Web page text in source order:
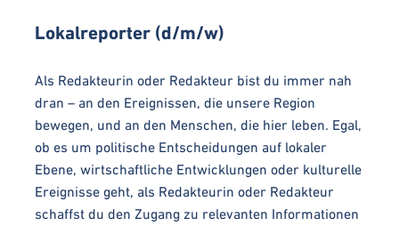
Lokalreporter (d/m/w)
Als Redakteurin oder Redakteur bist du immer nah
dran – an den Ereignissen, die unsere Region
bewegen, und an den Menschen, die hier leben. Egal,
ob es um politische Entscheidungen auf lokaler
Ebene, wirtschaftliche Entwicklungen oder kulturelle
Ereignisse geht, als Redakteurin oder Redakteur
schaffst du den Zugang zu relevanten Informationen